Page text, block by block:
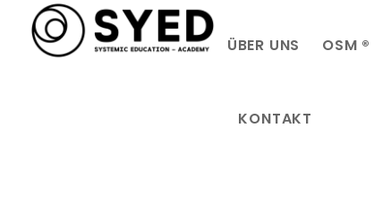
ÜBER UNS OSM ®
KONTAKT
Lorem ipsum dolor sit amet,